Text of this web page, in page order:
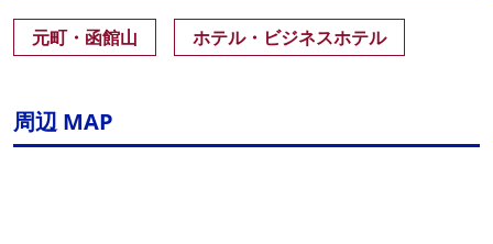
元町・函館山 ホテル・ビジネスホテル
周辺 MAP